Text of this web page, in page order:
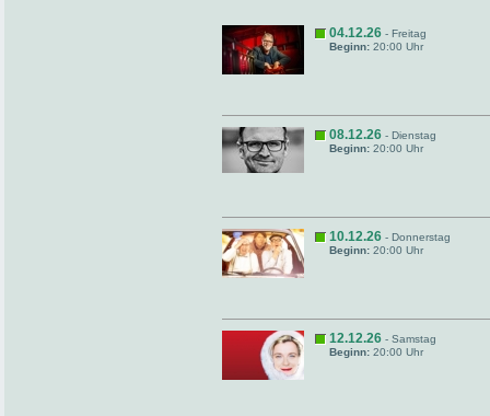
04.12.26 - Freitag
Beginn: 20:00 Uhr
08.12.26 - Dienstag
Beginn: 20:00 Uhr
10.12.26 - Donnerstag
Beginn: 20:00 Uhr
12.12.26 - Samstag
Beginn: 20:00 Uhr